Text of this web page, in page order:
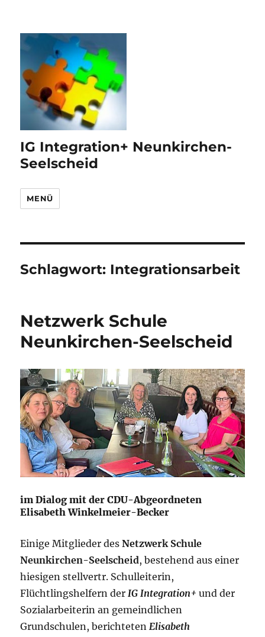
IG Integration+ Neunkirchen-
Seelscheid
MENÜ
Schlagwort: Integrationsarbeit
Netzwerk Schule
Neunkirchen-Seelscheid
im Dialog mit der CDU-Abgeordneten
Elisabeth Winkelmeier-Becker
Einige Mitglieder desNetzwerk Schule
Neunkirchen-Seelscheid, bestehend aus einer
hiesigen stellvertr. Schulleiterin,
Flüchtlingshelfern derIG Integration+ und der
Sozialarbeiterin an gemeindlichen
Grundschulen, berichtetenElisabeth